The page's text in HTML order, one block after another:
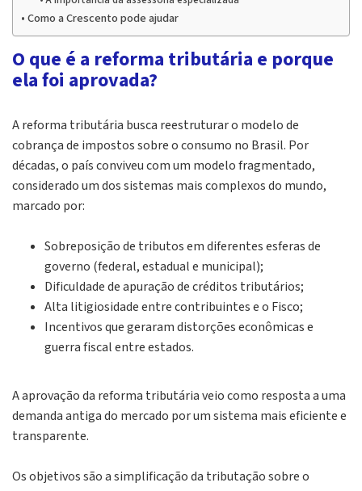
Como a Crescento pode ajudar
O que é a reforma tributária e porque
ela foi aprovada?
A reforma tributária busca reestruturar o modelo de
cobrança de impostos sobre o consumo no Brasil. Por
décadas, o país conviveu com um modelo fragmentado,
considerado um dos sistemas mais complexos do mundo,
marcado por:
Sobreposição de tributos em diferentes esferas de
governo (federal, estadual e municipal);
Dificuldade de apuração de créditos tributários;
Alta litigiosidade entre contribuintes e o Fisco;
Incentivos que geraram distorções econômicas e
guerra fiscal entre estados.
A aprovação da reforma tributária veio como resposta a uma
demanda antiga do mercado por um sistema mais eficiente e
transparente.
Os objetivos são a simplificação da tributação sobre o